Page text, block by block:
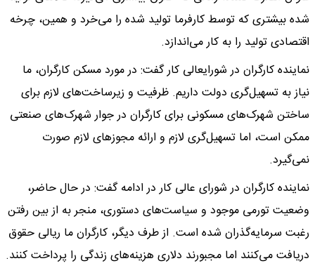
شده بیشتری که توسط کارفرما تولید شده را می‌خرد و همین، چرخه
اقتصادی تولید را به کار می‌اندازد.
نماینده کارگران در شورایعالی کار گفت: در مورد مسکن کارگران، ما
نیاز به تسهیل‌گری دولت داریم. ظرفیت و زیرساخت‌های لازم برای
ساختن شهرک‌های مسکونی برای کارگران در جوار شهرک‌های صنعتی
ممکن است، اما تسهیل‌گری لازم و ارائه مجوزهای لازم صورت
نمی‌گیرد.
نماینده کارگران در شورای عالی کار در ادامه گفت: در حال حاضر،
وضعیت تورمی موجود و سیاست‌های دستوری، منجر به از بین رفتن
رغبت سرمایه‌گذران شده است. از طرف دیگر، کارگران ما ریالی حقوق
دریافت می‌کنند اما مجبورند دلاری هزینه‌های زندگی را پرداخت کنند.